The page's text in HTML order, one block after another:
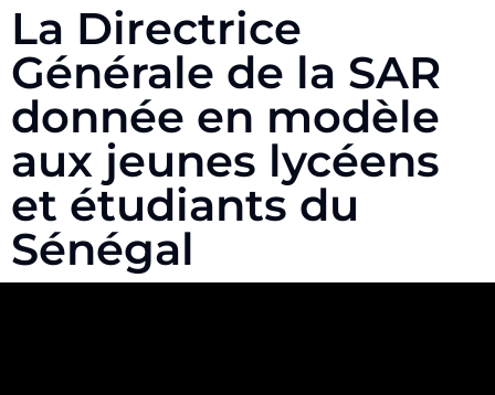
La Directrice
Générale de la SAR
donnée en modèle
aux jeunes lycéens
et étudiants du
Sénégal